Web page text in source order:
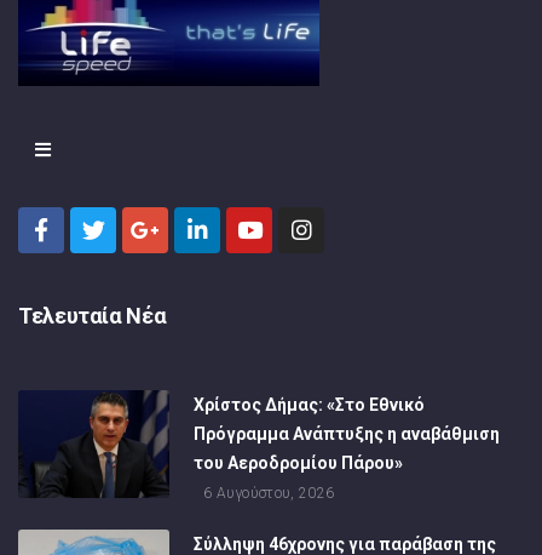
Τελευταία Νέα
Χρίστος Δήμας: «Στο Εθνικό
Πρόγραμμα Ανάπτυξης η αναβάθμιση
του Αεροδρομίου Πάρου»
6 Αυγούστου, 2026
Σύλληψη 46χρονης για παράβαση της